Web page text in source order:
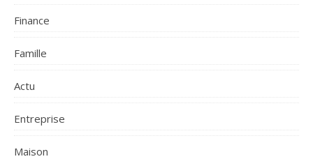
Finance
Famille
Actu
Entreprise
Maison